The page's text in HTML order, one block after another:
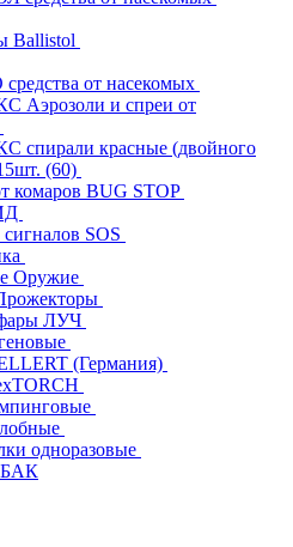
Ballistol
от насекомых
и спреи от
красные (двойного
(60)
комаров BUG STOP
SOS
Оружие
ЛУЧ
(Германия)
одноразовые